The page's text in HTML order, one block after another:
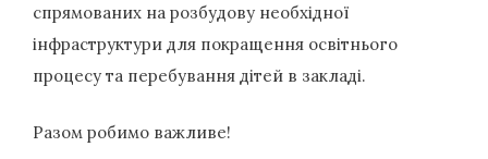
спрямованих на розбудову необхідної
інфраструктури для покращення освітнього
процесу та перебування дітей в закладі.
Разом робимо важливе!